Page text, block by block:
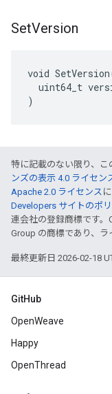
SetVersion
void
uint64_t
)
特に記載のない限り、
ンズの表示 4.0 ライセン
Apache 2.0 ライセンス
Developers サイトのポ
連会社の登録商標です。
Group の商標であり、ラ
最終更新日 2026-02-18
GitHub
OpenWeave
Happy
OpenThread